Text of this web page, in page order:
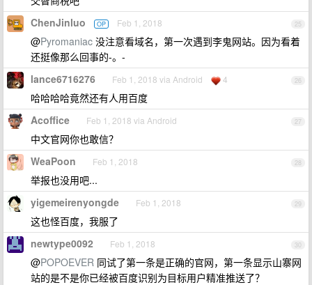
25
ChenJinluo OP Feb 1, 2018
@Pyromaniac 没注意看域名，第一次遇到李鬼网站。因为看着
还挺像那么回事的-。-
26
lance6716276 Feb 1, 2018 via Android 4
哈哈哈哈竟然还有人用百度
27
Acoffice Feb 1, 2018 via Android
中文官网你也敢信？
28
WeaPoon Feb 1, 2018
举报也没用吧...
29
yigemeirenyongde Feb 1, 2018
这也怪百度，我服了
30
newtype0092 Feb 1, 2018
@POPOEVER 同试了第一条是正确的官网，第一条显示山寨网
站的是不是你已经被百度识别为目标用户精准推送了？